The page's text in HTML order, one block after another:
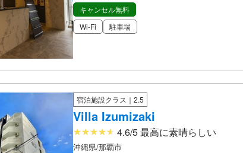
キャンセル無料
Wi-Fi
駐車場
宿泊施設クラス｜2.5
Villa Izumizaki
4.6/5 最高に素晴らしい
沖縄県/那覇市